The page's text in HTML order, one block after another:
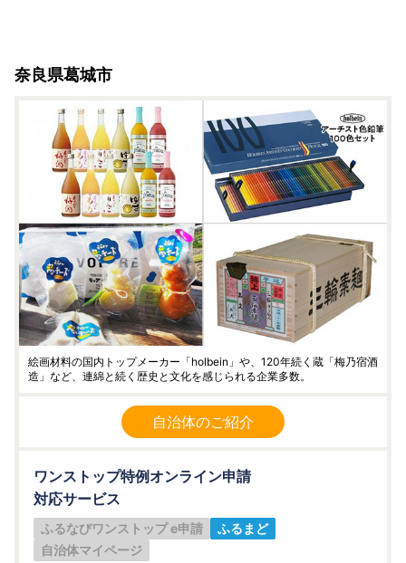
奈良県葛城市
絵画材料の国内トップメーカー「holbein」や、120年続く蔵「梅乃宿酒
造」など、連綿と続く歴史と文化を感じられる企業多数。
自治体のご紹介
ワンストップ特例オンライン申請
対応サービス
ふるなびワンストップ e申請
ふるまど
自治体マイページ